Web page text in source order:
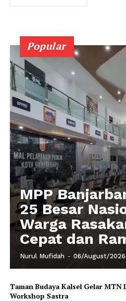
Popular
MPP
25 Besar
Warga
Cepat dan
Nurul Mufidah - 06/August/2026
Taman Budaya Kalsel Gelar MTN
Workshop Sastra